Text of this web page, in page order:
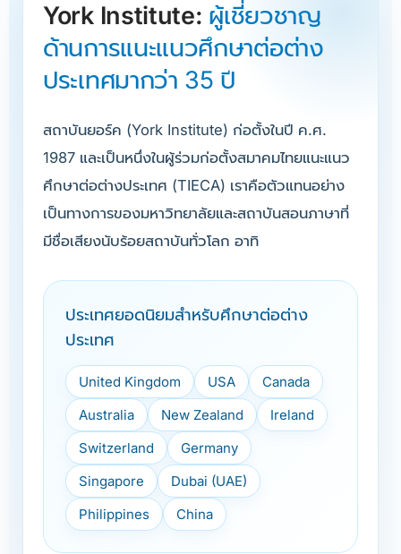
York Institute: ผู้เชี่ยวชาญ
ด้านการแนะแนวศึกษาต่อต่าง
ประเทศมากว่า 35 ปี
สถาบันยอร์ค (York Institute) ก่อตั้งในปี ค.ศ.
1987 และเป็นหนึ่งในผู้ร่วมก่อตั้งสมาคมไทยแนะแนว
ศึกษาต่อต่างประเทศ (TIECA) เราคือตัวแทนอย่าง
เป็นทางการของมหาวิทยาลัยและสถาบันสอนภาษาที่
มีชื่อเสียงนับร้อยสถาบันทั่วโลก อาทิ
ประเทศยอดนิยมสำหรับศึกษาต่อต่าง
ประเทศ
United Kingdom USA
Canada
Australia
New Zealand
Ireland
Switzerland
Germany
Singapore
Dubai (UAE)
Philippines
China